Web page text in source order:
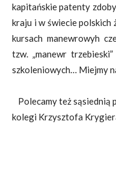
kapitańskie patenty
kraju i w świecie polskich
kursach manewrowyh
tzw. „manewr
szkoleniowych… Miejmy
Polecamy też sąsiednią
kolegi Krzysztofa